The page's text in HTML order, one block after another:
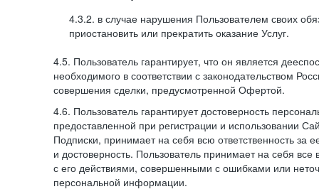
4.3.2. в случае нарушения Пользователем своих
приостановить или прекратить оказание Услуг.
4.5. Пользователь гарантирует, что он является
необходимого в соответствии с законодательством
совершения сделки, предусмотренной Офертой.
4.6. Пользователь гарантирует достоверность
предоставленной при регистрации и использовании
Подписки, принимает на себя всю ответственность за
и достоверность. Пользователь принимает на себя
с его действиями, совершенными с ошибками или
персональной информации.